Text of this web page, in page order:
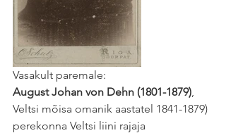
Vasakult paremale:
August Johan von Dehn (1801-1879),
Veltsi mõisa omanik aastatel 1841-1879)
perekonna Veltsi liini rajaja